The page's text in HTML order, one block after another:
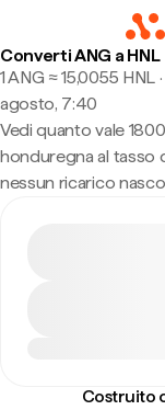
Converti ANG a HNL
1 ANG ≈ 15,0055 HNL
agosto, 7:40
Vedi quanto vale
honduregna al tasso
nessun ricarico
Costruito